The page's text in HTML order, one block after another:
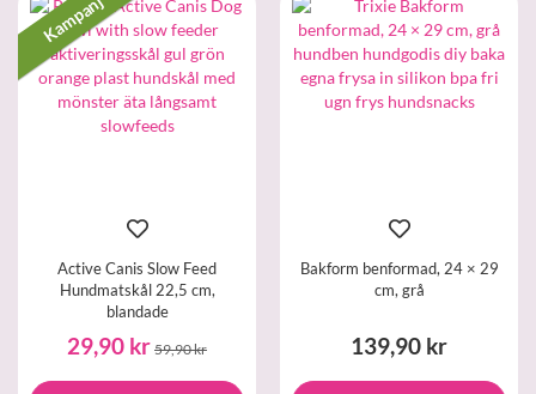
Kampanj
Active Canis Slow Feed
Hundmatskål 22,5 cm,
blandade
29,90 kr 59,90 kr
Bakform benformad, 24 × 29
cm, grå
139,90 kr